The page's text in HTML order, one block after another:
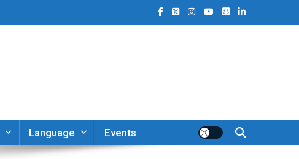
Language Events